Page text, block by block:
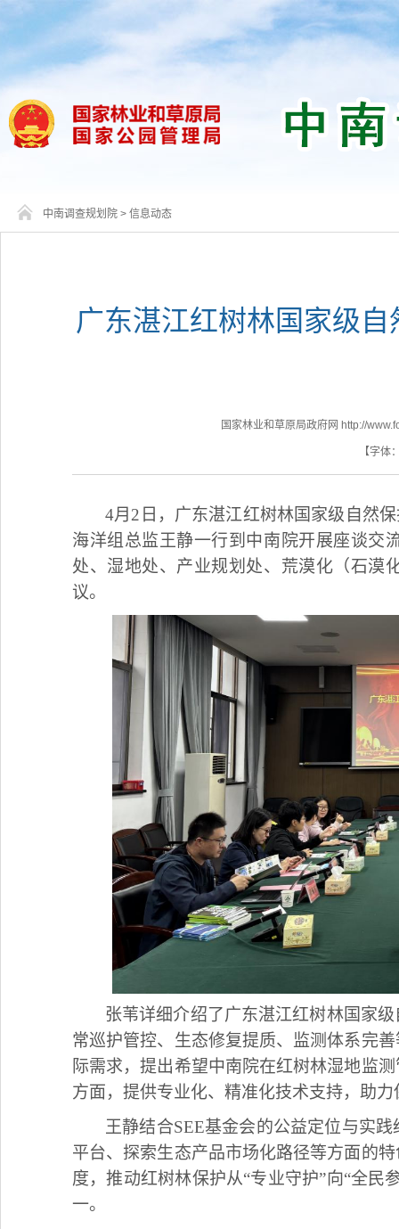
中南调查规划院 > 信息动态
广东湛江红树林国家级
国家林业和草原局政府网 http://
【字体
4月2日，广东湛江红树林国家级自然
海洋组总监王静一行到中南院开展座谈交
处、湿地处、产业规划处、荒漠化（石漠
议。
张苇详细介绍了广东湛江红树林国家
常巡护管控、生态修复提质、监测体系完
际需求，提出希望中南院在红树林湿地监
方面，提供专业化、精准化技术支持，助
王静结合SEE基金会的公益定位与实
平台、探索生态产品市场化路径等方面的
度，推动红树林保护从“专业守护”向“全
一。